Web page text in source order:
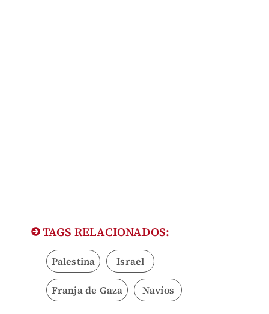
TAGS RELACIONADOS:
Palestina Israel
Franja de Gaza Navíos